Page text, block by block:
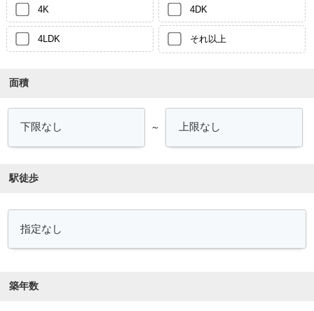
4K 4DK
4LDK それ以上
面積
～
駅徒歩
築年数